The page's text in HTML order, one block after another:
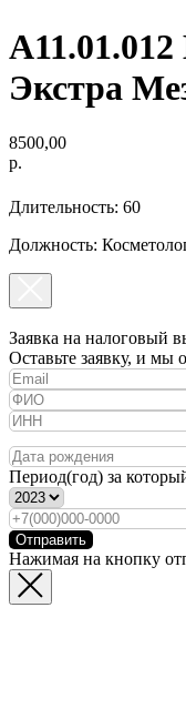
Экстра
8500,00
р.
Длительность: 60
Должность:
Заявка на налоговый
Оставьте заявку, и
Период(год) за
Отправить
Нажимая на кнопку